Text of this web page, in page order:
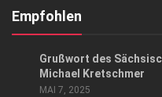
Kontakt, Impressum
Empfohlen
Grußwort des
Michael Kretschmer
MAI 7, 2025